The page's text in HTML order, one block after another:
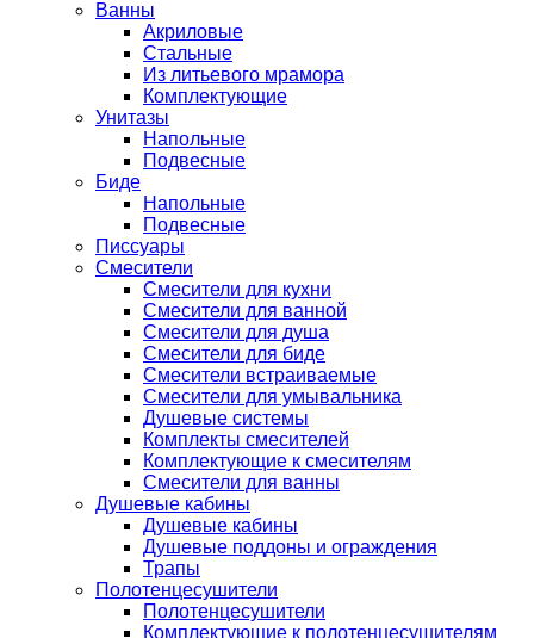
Ванны
Акриловые
Стальные
Из литьевого мрамора
Комплектующие
Унитазы
Напольные
Подвесные
Биде
Напольные
Подвесные
Писсуары
Смесители
Смесители для кухни
Смесители для ванной
Смесители для душа
Смесители для биде
Смесители встраиваемые
Смесители для умывальника
Душевые системы
Комплекты смесителей
Комплектующие к смесителям
Смесители для ванны
Душевые кабины
Душевые кабины
Душевые поддоны и ограждения
Трапы
Полотенцесушители
Полотенцесушители
Комплектующие к полотенцесушителям